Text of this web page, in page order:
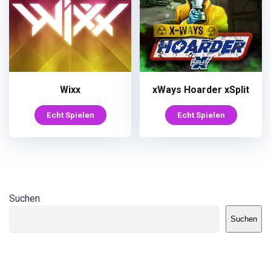
Wixx
Echt Spielen
xWays Hoarder xSplit
Echt Spielen
Suchen
Suchen